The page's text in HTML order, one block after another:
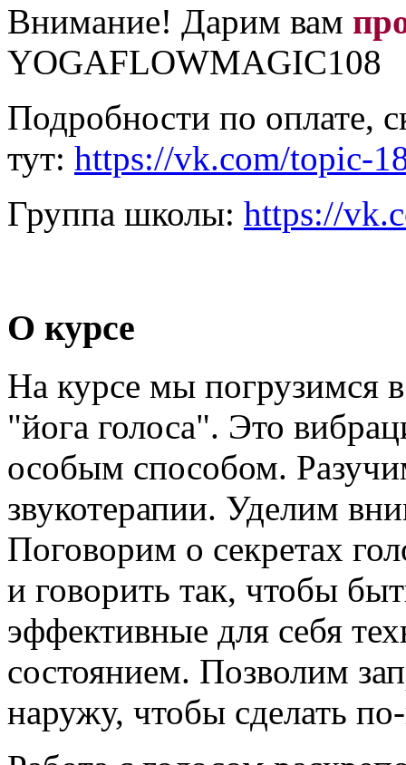
Внимание! Дарим вам
YOGAFLOWMAGIC108
Подробности по оплате,
тут: https://vk.com/topic-
Группа школы: https://
О курсе
На курсе мы погрузимся
"йога голоса". Это
особым способом.
звукотерапии. Уделим
Поговорим о секретах
и говорить так, чтобы
эффективные для себя
состоянием. Позволим
наружу, чтобы сделать